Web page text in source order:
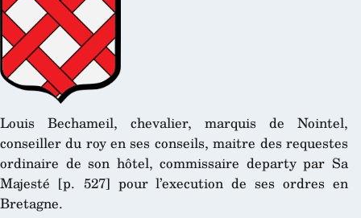
Louis Bechameil, chevalier, marquis de Nointel,
conseiller du roy en ses conseils, maitre des requestes
ordinaire de son hôtel, commissaire departy par Sa
Majesté [p. 527] pour l’execution de ses ordres en
Bretagne.